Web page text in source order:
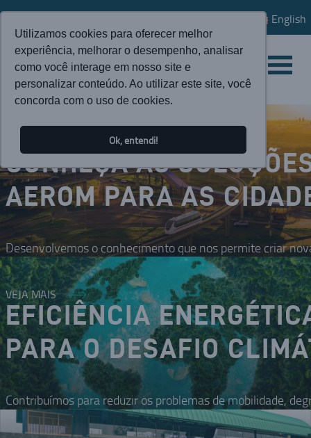
Utilizamos cookies para oferecer melhor
experiência, melhorar o desempenho, analisar
como você interage em nosso site e
personalizar conteúdo. Ao utilizar este site, você
concorda com o uso de cookies.
Ok, entendi!
English
CONHEÇA AS
AEROM PARA AS
Desenvolvemos o conhecimento que nos permite criar
VEJA MAIS
EFICIÊNCIA
PARA O DESAFIO
Contribuímos para reduzir os problemas de mobilidade,